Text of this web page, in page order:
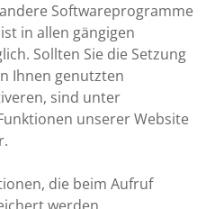
Softwareprogramme
in allen gängigen
Sollten Sie die Setzung
Ihnen genutzten
sind unter
unserer Website
die beim Aufruf